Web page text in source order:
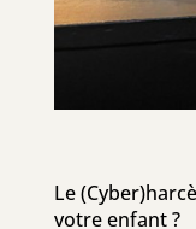
Le
votre enfant ?